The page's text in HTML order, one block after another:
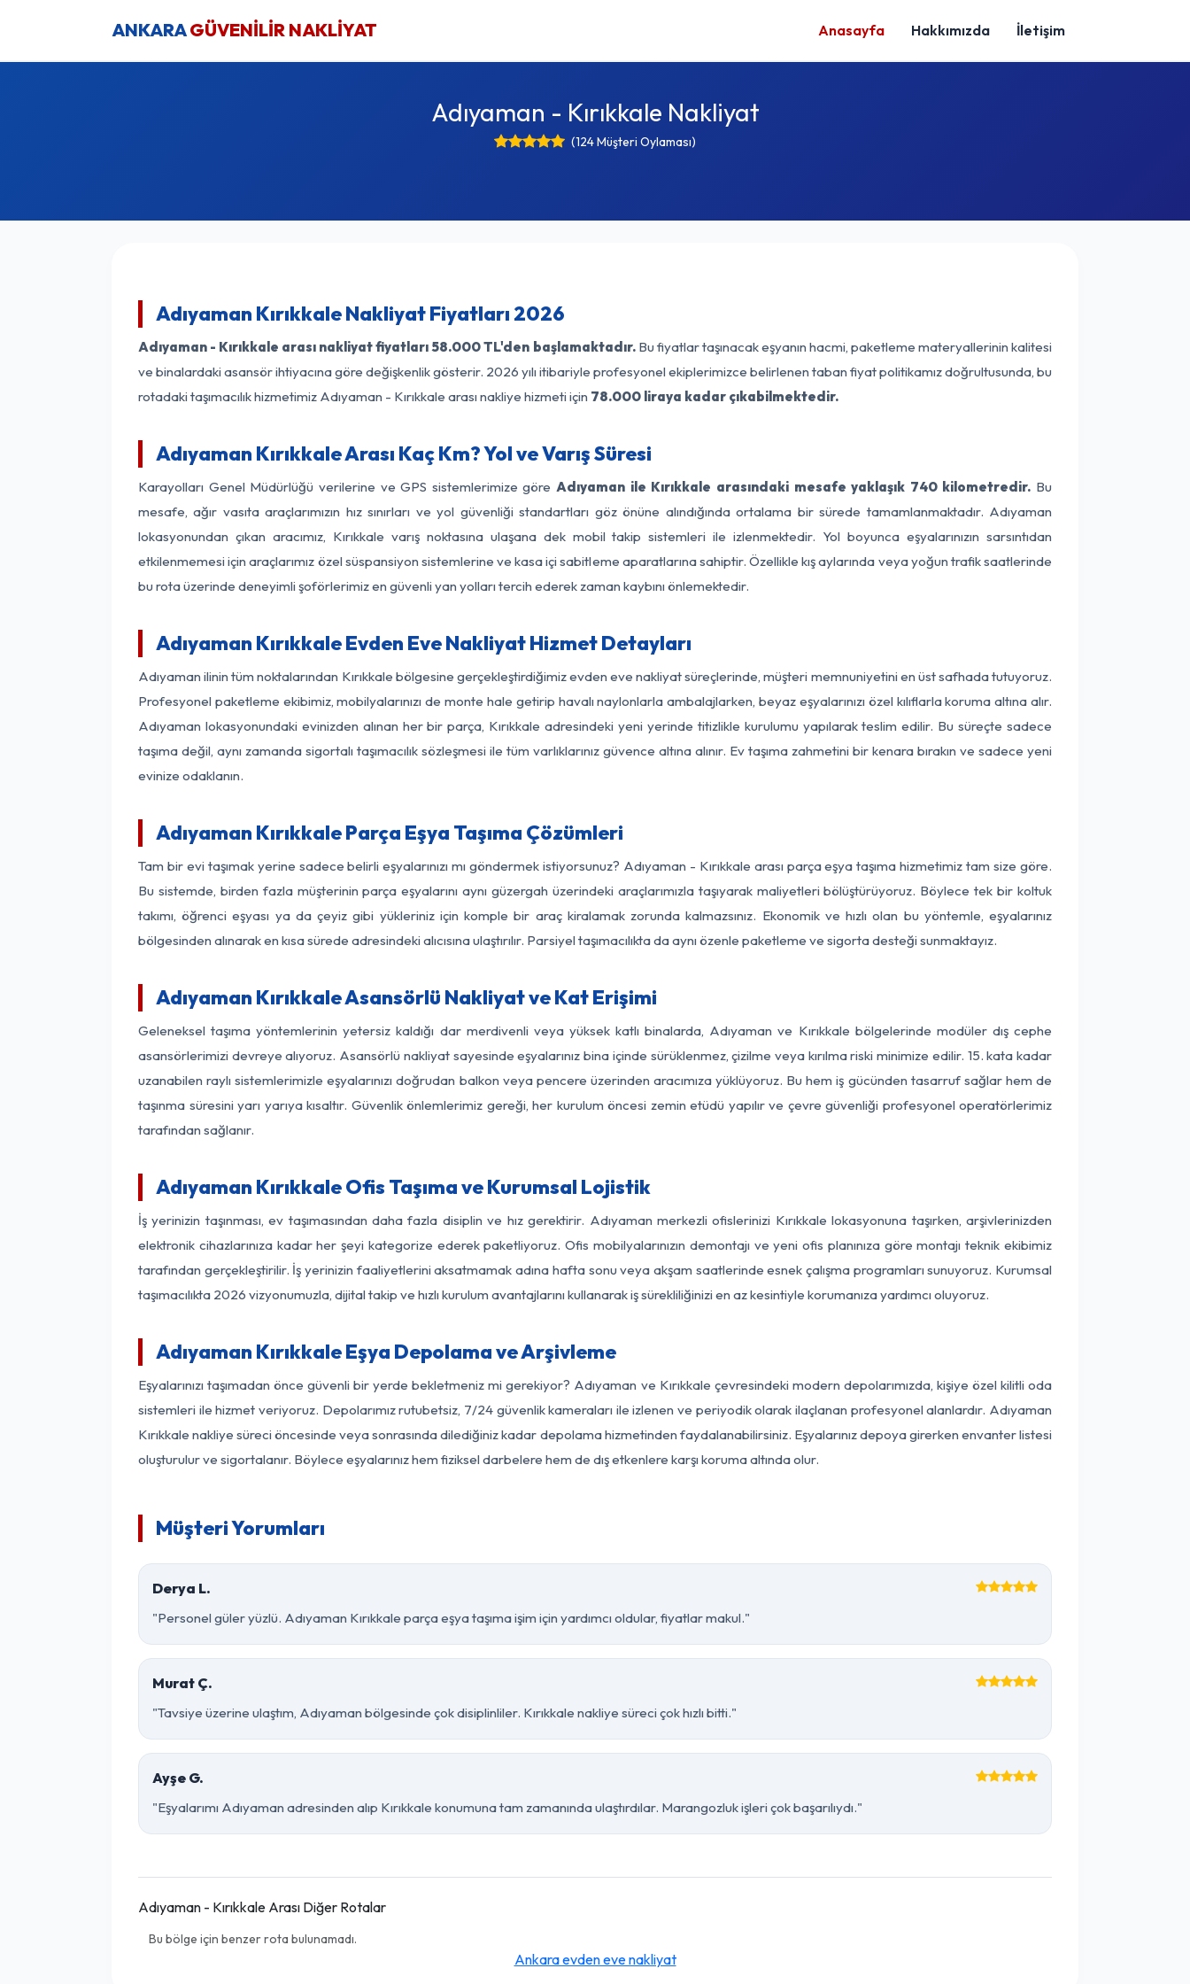
ANKARAGÜVENİLİR NAKLİYAT Anasayfa Hakkımızda İletişim
Adıyaman - Kırıkkale Nakliyat
(124 Müşteri Oylaması)
Adıyaman Kırıkkale Nakliyat Fiyatları 2026
Adıyaman - Kırıkkale arası nakliyat fiyatları58.000 TL'den başlamaktadır.Bu fiyatlar taşınacak eşyanın hacmi, paketleme materyallerinin kalitesi
ve binalardaki asansör ihtiyacına göre değişkenlik gösterir. 2026 yılı itibariyle profesyonel ekiplerimizce belirlenen taban fiyat politikamız doğrultusunda, bu
rotadaki taşımacılık hizmetimiz Adıyaman - Kırıkkale arası nakliye hizmeti için 78.000 liraya kadar çıkabilmektedir.
Adıyaman Kırıkkale Arası Kaç Km? Yol ve Varış Süresi
Karayolları Genel Müdürlüğü verilerine ve GPS sistemlerimize göre Adıyaman ile Kırıkkale arasındaki mesafe yaklaşık 740 kilometredir. Bu
mesafe, ağır vasıta araçlarımızın hız sınırları ve yol güvenliği standartları göz önüne alındığında ortalama bir sürede tamamlanmaktadır. Adıyaman
lokasyonundan çıkan aracımız, Kırıkkale varış noktasına ulaşana dek mobil takip sistemleri ile izlenmektedir. Yol boyunca eşyalarınızın sarsıntıdan
etkilenmemesi için araçlarımız özel süspansiyon sistemlerine ve kasa içi sabitleme aparatlarına sahiptir. Özellikle kış aylarında veya yoğun trafik saatlerinde
bu rota üzerinde deneyimli şoförlerimiz en güvenli yan yolları tercih ederek zaman kaybını önlemektedir.
Adıyaman Kırıkkale Evden Eve Nakliyat Hizmet Detayları
Adıyaman ilinin tüm noktalarından Kırıkkale bölgesine gerçekleştirdiğimiz evden eve nakliyat süreçlerinde, müşteri memnuniyetini en üst safhada tutuyoruz.
Profesyonel paketleme ekibimiz, mobilyalarınızı de monte hale getirip havalı naylonlarla ambalajlarken, beyaz eşyalarınızı özel kılıflarla koruma altına alır.
Adıyaman lokasyonundaki evinizden alınan her bir parça, Kırıkkale adresindeki yeni yerinde titizlikle kurulumu yapılarak teslim edilir. Bu süreçte sadece
taşıma değil, aynı zamanda sigortalı taşımacılık sözleşmesi ile tüm varlıklarınız güvence altına alınır. Ev taşıma zahmetini bir kenara bırakın ve sadece yeni
evinize odaklanın.
Adıyaman Kırıkkale Parça Eşya Taşıma Çözümleri
Tam bir evi taşımak yerine sadece belirli eşyalarınızı mı göndermek istiyorsunuz? Adıyaman - Kırıkkale arası parça eşya taşıma hizmetimiz tam size göre.
Bu sistemde, birden fazla müşterinin parça eşyalarını aynı güzergah üzerindeki araçlarımızla taşıyarak maliyetleri bölüştürüyoruz. Böylece tek bir koltuk
takımı, öğrenci eşyası ya da çeyiz gibi yükleriniz için komple bir araç kiralamak zorunda kalmazsınız. Ekonomik ve hızlı olan bu yöntemle, eşyalarınız
bölgesinden alınarak en kısa sürede adresindeki alıcısına ulaştırılır. Parsiyel taşımacılıkta da aynı özenle paketleme ve sigorta desteği sunmaktayız.
Adıyaman Kırıkkale Asansörlü Nakliyat ve Kat Erişimi
Geleneksel taşıma yöntemlerinin yetersiz kaldığı dar merdivenli veya yüksek katlı binalarda, Adıyaman ve Kırıkkale bölgelerinde modüler dış cephe
asansörlerimizi devreye alıyoruz. Asansörlü nakliyat sayesinde eşyalarınız bina içinde sürüklenmez, çizilme veya kırılma riski minimize edilir. 15. kata kadar
uzanabilen raylı sistemlerimizle eşyalarınızı doğrudan balkon veya pencere üzerinden aracımıza yüklüyoruz. Bu hem iş gücünden tasarruf sağlar hem de
taşınma süresini yarı yarıya kısaltır. Güvenlik önlemlerimiz gereği, her kurulum öncesi zemin etüdü yapılır ve çevre güvenliği profesyonel operatörlerimiz
tarafından sağlanır.
Adıyaman Kırıkkale Ofis Taşıma ve Kurumsal Lojistik
İş yerinizin taşınması, ev taşımasından daha fazla disiplin ve hız gerektirir. Adıyaman merkezli ofislerinizi Kırıkkale lokasyonuna taşırken, arşivlerinizden
elektronik cihazlarınıza kadar her şeyi kategorize ederek paketliyoruz. Ofis mobilyalarınızın demontajı ve yeni ofis planınıza göre montajı teknik ekibimiz
tarafından gerçekleştirilir. İş yerinizin faaliyetlerini aksatmamak adına hafta sonu veya akşam saatlerinde esnek çalışma programları sunuyoruz. Kurumsal
taşımacılıkta 2026 vizyonumuzla, dijital takip ve hızlı kurulum avantajlarını kullanarak iş sürekliliğinizi en az kesintiyle korumanıza yardımcı oluyoruz.
Adıyaman Kırıkkale Eşya Depolama ve Arşivleme
Eşyalarınızı taşımadan önce güvenli bir yerde bekletmeniz mi gerekiyor? Adıyaman ve Kırıkkale çevresindeki modern depolarımızda, kişiye özel kilitli oda
sistemleri ile hizmet veriyoruz. Depolarımız rutubetsiz, 7/24 güvenlik kameraları ile izlenen ve periyodik olarak ilaçlanan profesyonel alanlardır. Adıyaman
Kırıkkale nakliye süreci öncesinde veya sonrasında dilediğiniz kadar depolama hizmetinden faydalanabilirsiniz. Eşyalarınız depoya girerken envanter listesi
oluşturulur ve sigortalanır. Böylece eşyalarınız hem fiziksel darbelere hem de dış etkenlere karşı koruma altında olur.
Müşteri Yorumları
Derya L.
"Personel güler yüzlü. Adıyaman Kırıkkale parça eşya taşıma işim için yardımcı oldular, fiyatlar makul."
Murat Ç.
"Tavsiye üzerine ulaştım, Adıyaman bölgesinde çok disiplinliler. Kırıkkale nakliye süreci çok hızlı bitti."
Ayşe G.
"Eşyalarımı Adıyaman adresinden alıp Kırıkkale konumuna tam zamanında ulaştırdılar. Marangozluk işleri çok başarılıydı."
Adıyaman - Kırıkkale Arası Diğer Rotalar
Bu bölge için benzer rota bulunamadı.
Ankara evden eve nakliyat